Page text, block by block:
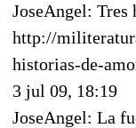
JoseAngel: Tres
http://
historias-de-
3 jul 09, 18:19
JoseAngel: La